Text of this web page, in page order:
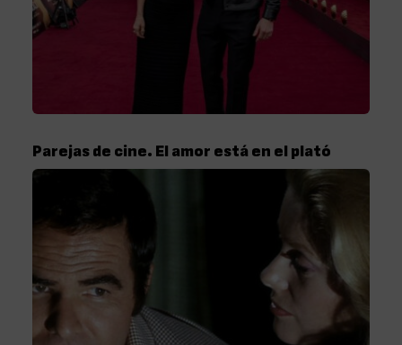
Parejas de cine. El amor está en el plató